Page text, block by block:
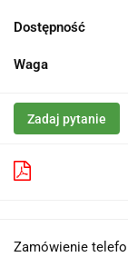
Dostępność
Waga
Zadaj pytanie
Zamówienie